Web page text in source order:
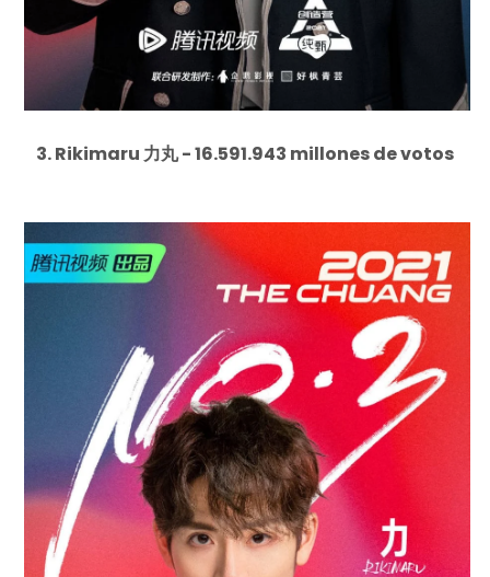
3. Rikimaru 力丸 - 16.591.943 millones de votos